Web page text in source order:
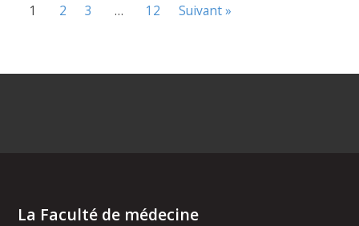
1 2 3 … 12 Suivant »
La Faculté de médecine